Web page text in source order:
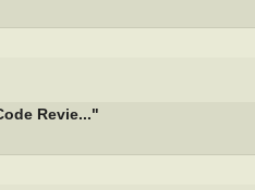
Revie..."